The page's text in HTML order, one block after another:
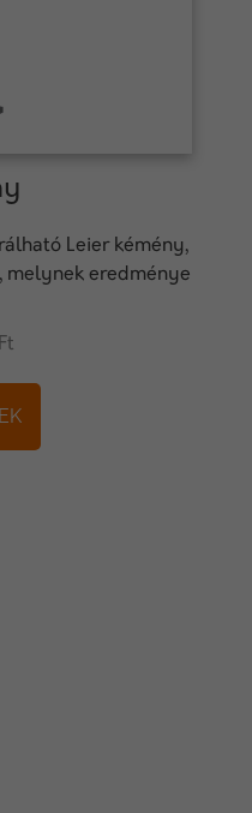
Leier kémény,
melynek eredménye